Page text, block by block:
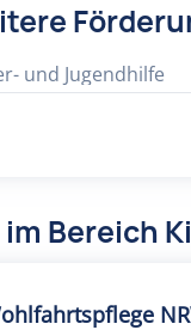
und Jugendhilfe
Bereich